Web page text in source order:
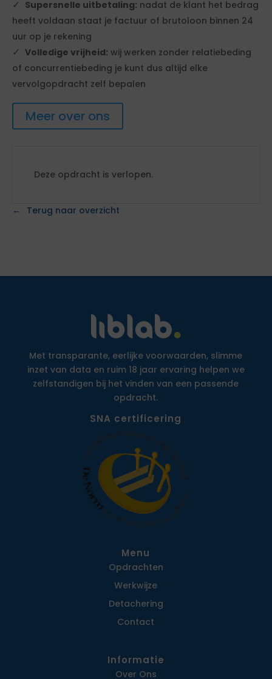
Supersnelle uitbetaling: nadat de klant het bedrag
heeft voldaan staat je factuur of brutoloon binnen 24
uur op je rekening
Volledige vrijheid: wij werken zonder relatiebeding
of concurrentiebeding je kunt dus altijd elke
vervolgopdracht zelf bepalen
Meer over ons
Deze opdracht is verlopen.
Terug naar overzicht
Met transparante, eerlijke voorwaarden, slimme
inzet van data en ruim 18 jaar ervaring helpen we
zelfstandigen bij het vinden van een passende
opdracht.
SNA certificering
Menu
Opdrachten
Werkwijze
Detachering
Contact
Informatie
Over Ons